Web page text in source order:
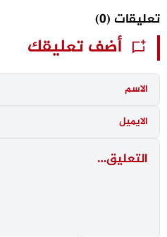
تعليقات (0)
أضف تعليقك